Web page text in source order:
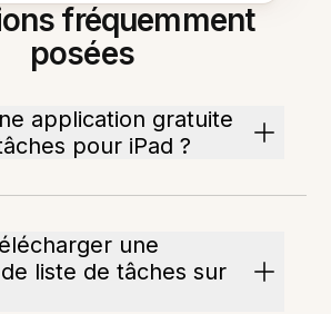
fréquemment
posées
application gratuite
pour iPad ?
une
liste de tâches sur